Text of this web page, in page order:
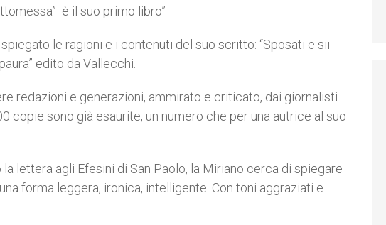
è il suo primo libro”
le ragioni e i contenuti del suo scritto: “Sposati e sii
edito da Vallecchi.
redazioni e generazioni, ammirato e criticato, dai giornalisti
copie sono già esaurite, un numero che per una autrice al suo
lettera agli Efesini di San Paolo, la Miriano cerca di spiegare
forma leggera, ironica, intelligente. Con toni aggraziati e